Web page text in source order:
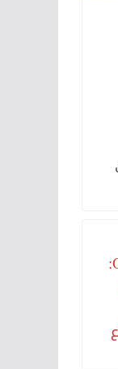
مسلسلات الـ GL: